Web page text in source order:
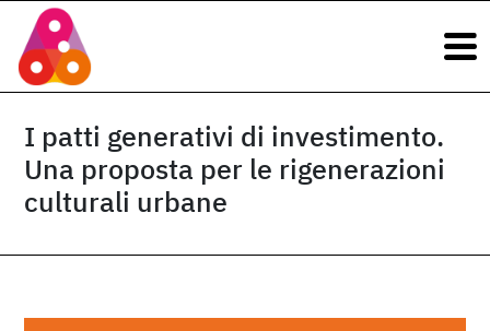
Vai al contenuto
Navigazione principale
Navigazione principale
I patti generativi di investimento.
Una proposta per le rigenerazioni
culturali urbane